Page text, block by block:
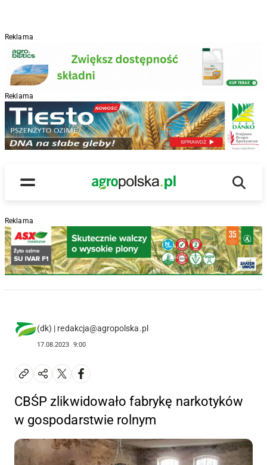
Reklama
Reklama
Menu
Main Logo
Reklama
(dk) | redakcja@agropolska.pl
17.08.2023 9:00
CBŚP zlikwidowało fabrykę narkotyków
w gospodarstwie rolnym